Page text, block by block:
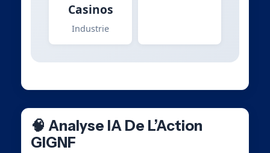
Casinos
Industrie
🧠 Analyse IA De L’Action
GIGNF